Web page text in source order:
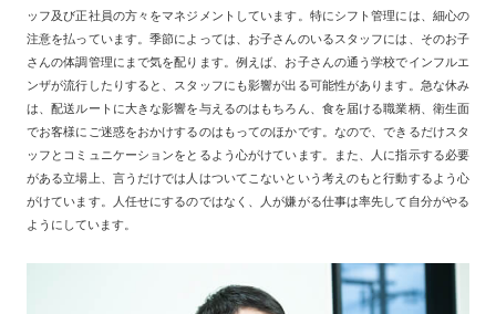
ッフ及び正社員の方々をマネジメントしています。特にシフト管理には、細心の
注意を払っています。季節によっては、お子さんのいるスタッフには、そのお子
さんの体調管理にまで気を配ります。例えば、お子さんの通う学校でインフルエ
ンザが流行したりすると、スタッフにも影響が出る可能性があります。急な休み
は、配送ルートに大きな影響を与えるのはもちろん、食を届ける職業柄、衛生面
でお客様にご迷惑をおかけするのはもってのほかです。なので、できるだけスタ
ッフとコミュニケーションをとるよう心がけています。また、人に指示する必要
がある立場上、言うだけでは人はついてこないという考えのもと行動するよう心
がけています。人任せにするのではなく、人が嫌がる仕事は率先して自分がやる
ようにしています。